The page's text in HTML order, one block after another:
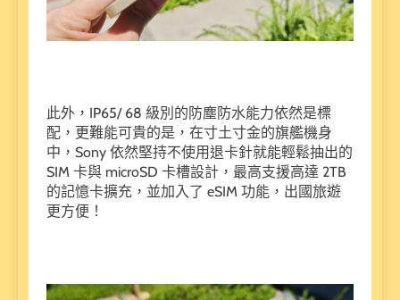
此外，IP65/ 68 級別的防塵防水能力依然是標
配，更難能可貴的是，在寸土寸金的旗艦機身
中，Sony 依然堅持不使用退卡針就能輕鬆抽出的
SIM 卡與 microSD 卡槽設計，最高支援高達 2TB
的記憶卡擴充，並加入了 eSIM 功能，出國旅遊
更方便！